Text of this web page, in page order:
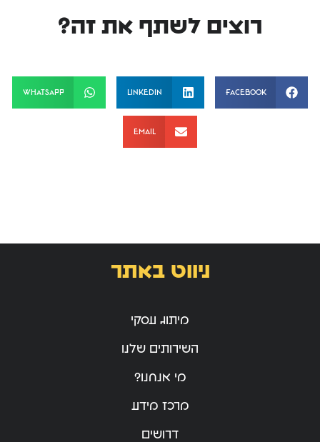
רוצים לשתף את זה?
Facebook
LinkedIn
WhatsApp
Email
ניווט באתר
מיתוג עסקי
השירותים שלנו
מי אנחנו?
מרכז מידע
דרושים